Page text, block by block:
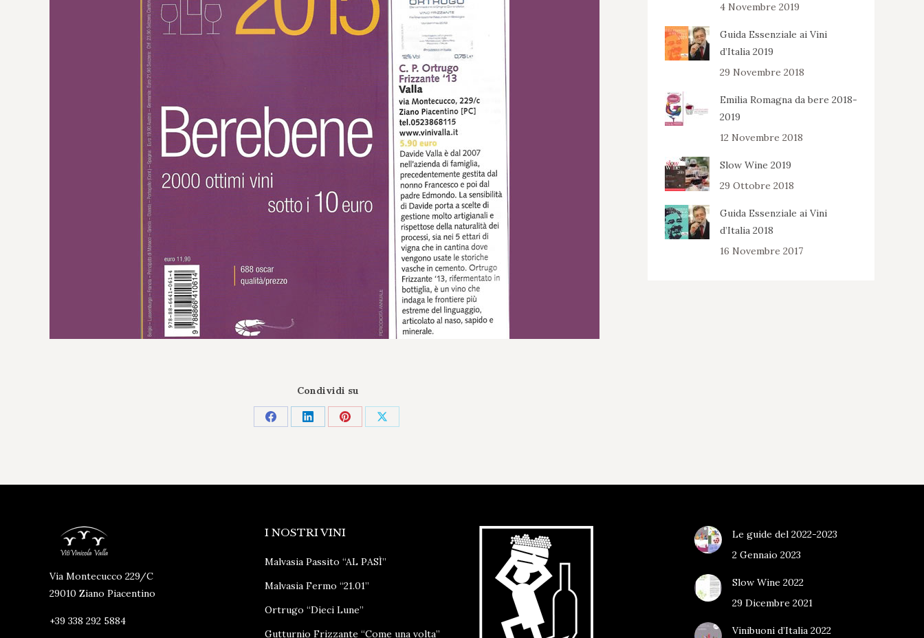
Condividi su
CondividiCondividiCondividiCondividi
4 Novembre 2019
Guida Essenziale ai Vini
d’Italia 2019
29 Novembre 2018
Emilia Romagna da bere 2018-
2019
12 Novembre 2018
Slow Wine 2019
29 Ottobre 2018
Guida Essenziale ai Vini
d’Italia 2018
16 Novembre 2017
Via Montecucco 229/C
29010 Ziano Piacentino
+39 338 292 5884
I NOSTRI VINI
Malvasia Passito “AL PASÌ”
Malvasia Fermo “21.01”
Ortrugo “Dieci Lune”
Gutturnio Frizzante “Come una volta”
Le guide del 2022-2023
2 Gennaio 2023
Slow Wine 2022
29 Dicembre 2021
Vinibuoni d’Italia 2022